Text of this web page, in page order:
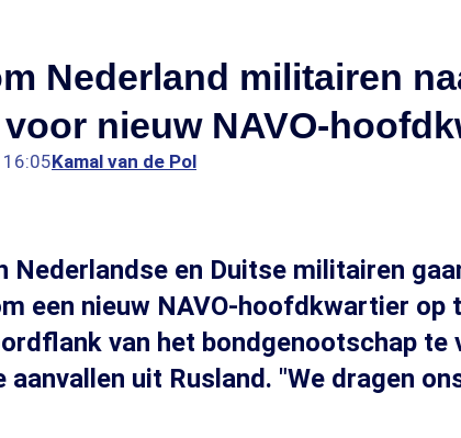
Nederland militairen
nieuw NAVO-
Kamal van de Pol
Nederlandse en Duitse militairen
een nieuw NAVO-hoofdkwartier op
van het bondgenootschap te
aanvallen uit Rusland. "We dragen